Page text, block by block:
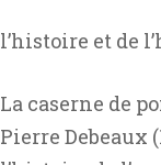
l’histoire et de
La caserne de
Pierre Debeaux